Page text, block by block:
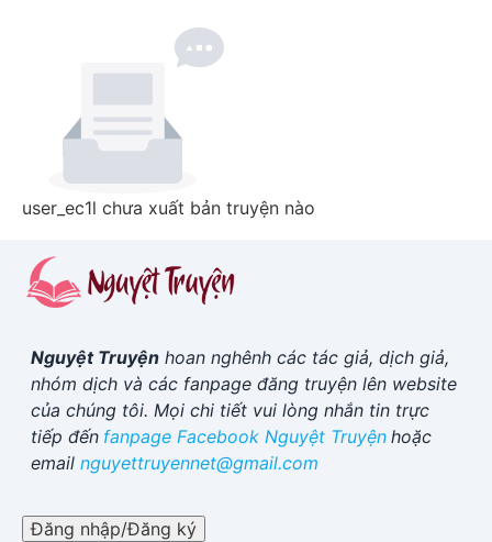
user_ec1l chưa xuất bản truyện nào
Nguyệt Truyện hoan nghênh các tác giả, dịch giả,
nhóm dịch và các fanpage đăng truyện lên website
của chúng tôi. Mọi chi tiết vui lòng nhắn tin trực
tiếp đến fanpage Facebook Nguyệt Truyện hoặc
email nguyettruyennet@gmail.com
Đăng nhập/Đăng ký